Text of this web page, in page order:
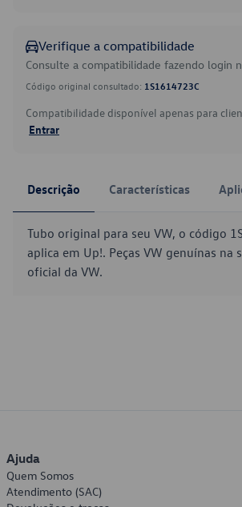
Verifique a compatibilidade
Consulte a compatibilidade fazendo login
Código original consultado: 1S1614723C
Compatibilidade disponível apenas para
Entrar
Descrição Características
Tubo original para seu VW, o código
aplica em Up!. Peças VW genuínas na
oficial da VW.
Ajuda
Quem Somos
Atendimento (SAC)